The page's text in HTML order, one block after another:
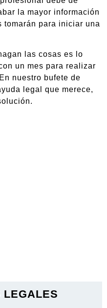
la mayor información
tomarán para iniciar una
las cosas es lo
un mes para realizar
nuestro bufete de
legal que merece,
LEGALES